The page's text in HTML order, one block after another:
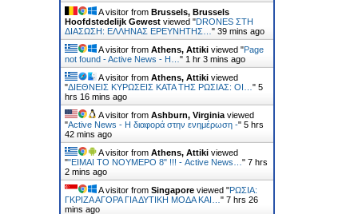
A visitor from Brussels, Brussels
Hoofdstedelijk Gewest viewed "DRONES ΣΤΗ
ΔΙΑΣΩΣΗ: ΕΛΛΗΝΑΣ ΕΡΕΥΝΗΤΗΣ… " 39 mins ago
A visitor from Athens, Attiki viewed "Page
not found - Active News - Η… " 1 hr 3 mins ago
A visitor from Athens, Attiki viewed
"ΔΙΕΘΝΕΙΣ ΚΥΡΩΣΕΙΣ ΚΑΤΑ ΤΗΣ ΡΩΣΙΑΣ: ΟΙ… " 5
hrs 16 mins ago
A visitor from Ashburn, Virginia viewed
"Active News - Η διαφορά στην ενημέρωση -" 5 hrs
42 mins ago
A visitor from Athens, Attiki viewed
""ΕΙΜΑΙ ΤΟ ΝΟΥΜΕΡΟ 8" !!! - Active News… " 7 hrs
2 mins ago
A visitor from Singapore viewed "ΡΩΣΙΑ:
ΓΚΡΙΖΑ ΑΓΟΡΑ ΓΙΑ ΔΥΤΙΚΗ ΜΟΔΑ ΚΑΙ… " 7 hrs 26
mins ago